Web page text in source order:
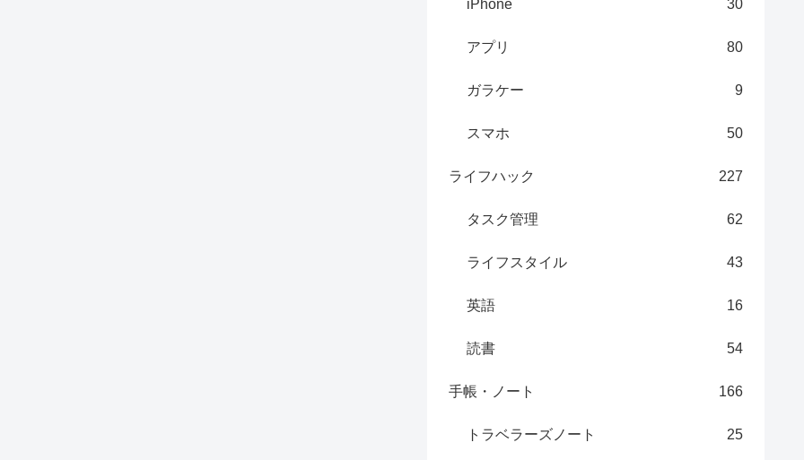
iPhone 30
アプリ 80
ガラケー 9
スマホ 50
ライフハック 227
タスク管理 62
ライフスタイル 43
英語 16
読書 54
手帳・ノート 166
トラベラーズノート 25